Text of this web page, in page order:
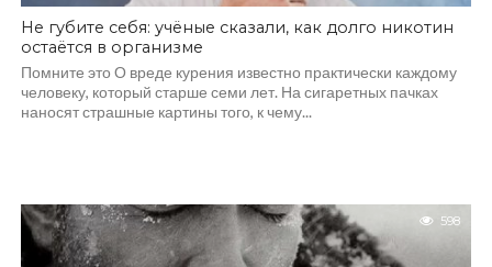
Не губите себя: учёные сказали, как долго никотин
остаётся в организме
Помните это О вреде курения известно практически каждому
человеку, который старше семи лет. На сигаретных пачках
наносят страшные картины того, к чему...
598